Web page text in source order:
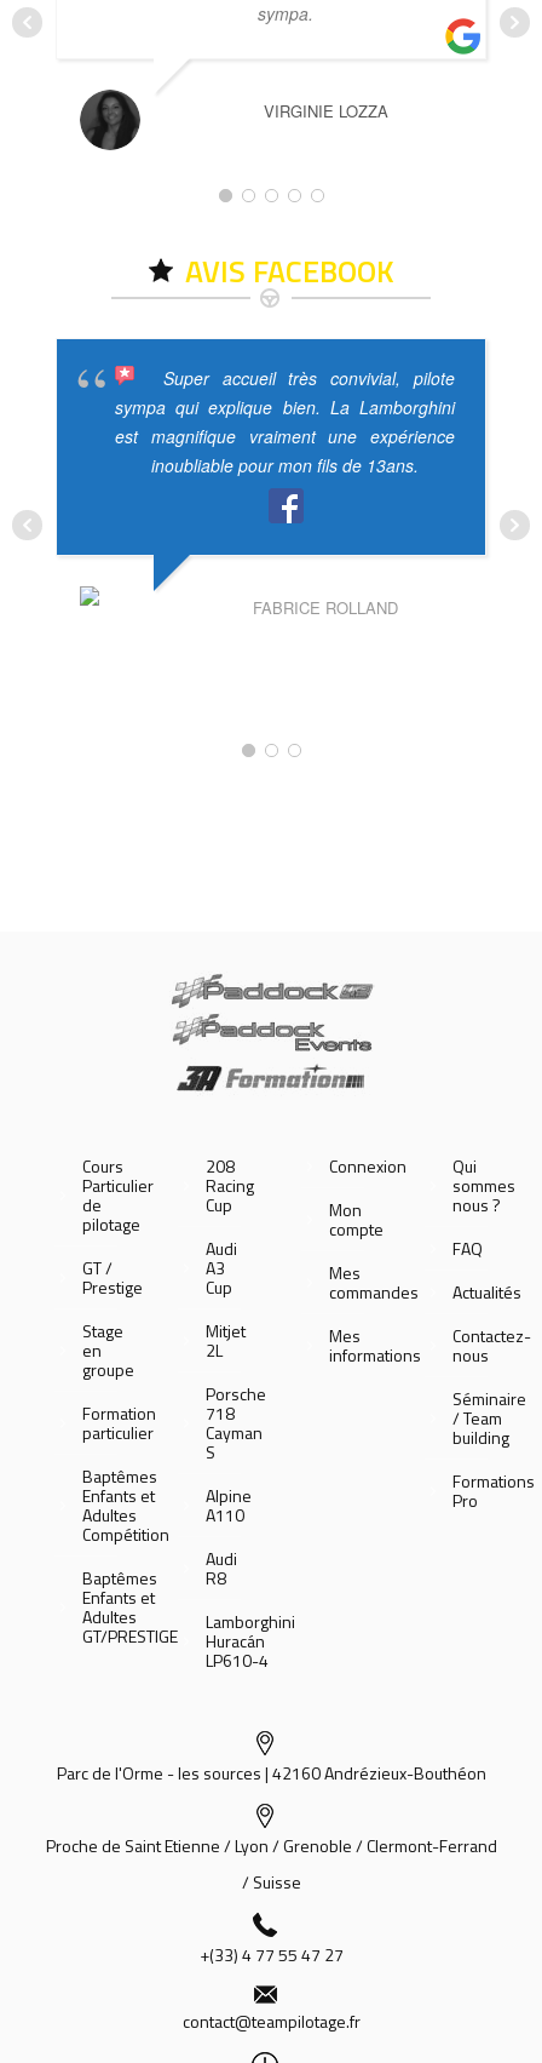
sympa.
VIRGINIE LOZZA
AVIS FACEBOOK
Super accueil très convivial, pilote
sympa qui explique bien. La Lamborghini
est magnifique vraiment une expérience
inoubliable pour mon fils de 13ans.
FABRICE ROLLAND
Cours
Particulier
de
pilotage
GT /
Prestige
Stage
en
groupe
Formation
particulier
Baptêmes
Enfants et
Adultes
Compétition
Baptêmes
Enfants et
Adultes
GT/PRESTIGE
208
Racing
Cup
Audi
A3
Cup
Mitjet
2L
Porsche
718
Cayman
S
Alpine
A110
Audi
R8
Lamborghini
Huracán
LP610-4
Connexion
Mon
compte
Mes
commandes
Mes
informations
Qui
sommes
nous ?
FAQ
Actualités
Contactez-
nous
Séminaire
/ Team
building
Formations
Pro
Parc de l'Orme - les sources | 42160 Andrézieux-Bouthéon
Proche de Saint Etienne / Lyon / Grenoble / Clermont-Ferrand
/ Suisse
+(33) 4 77 55 47 27
contact@teampilotage.fr